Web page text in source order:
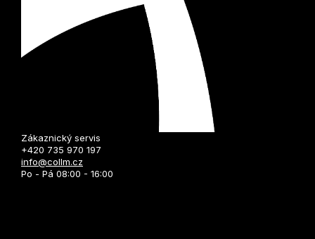
Zákaznický servis
+420 735 970 197
info@collm.cz
Po - Pá 08:00 - 16:00